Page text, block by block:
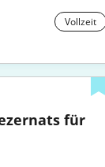
Vollzeit